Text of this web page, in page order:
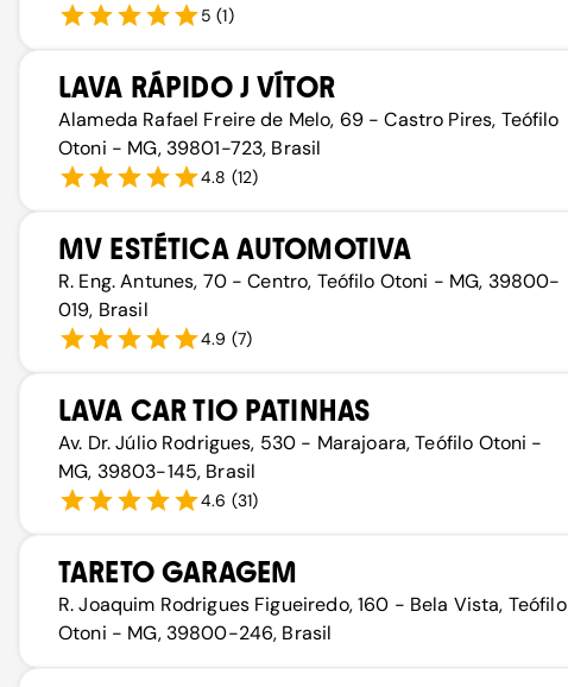
5 (1)
LAVA RÁPIDO J VÍTOR
Alameda Rafael Freire de Melo, 69 - Castro Pires, Teófilo
Otoni - MG, 39801-723, Brasil
4.8 (12)
MV ESTÉTICA AUTOMOTIVA
R. Eng. Antunes, 70 - Centro, Teófilo Otoni - MG, 39800-
019, Brasil
4.9 (7)
LAVA CAR TIO PATINHAS
Av. Dr. Júlio Rodrigues, 530 - Marajoara, Teófilo Otoni -
MG, 39803-145, Brasil
4.6 (31)
TARETO GARAGEM
R. Joaquim Rodrigues Figueiredo, 160 - Bela Vista, Teófilo
Otoni - MG, 39800-246, Brasil